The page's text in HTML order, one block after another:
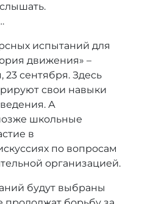
испытаний для
движения» –
23 сентября. Здесь
свои навыки
А
школьные
в
по вопросам
организацией.
будут выбраны